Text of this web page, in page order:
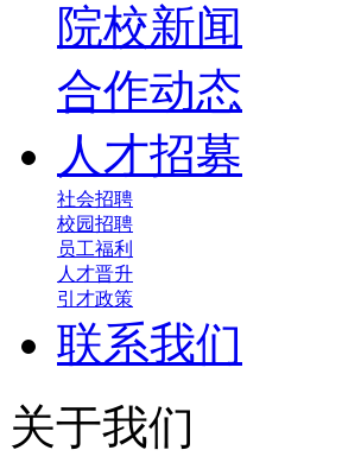
院校新闻
合作动态
人才招募
社会招聘
校园招聘
员工福利
人才晋升
引才政策
联系我们
关于我们